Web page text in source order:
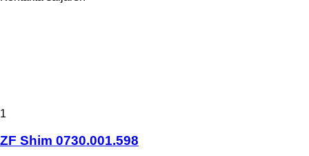
1
ZF Shim 0730.001.598